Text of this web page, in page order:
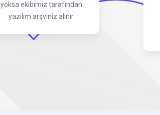
yoksa ekibimiz tarafından
yazılım arşviniz alınır.